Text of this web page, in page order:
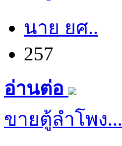
นาย ยศ..
257
อ่านต่อ
ขายตู้ลำโพง...